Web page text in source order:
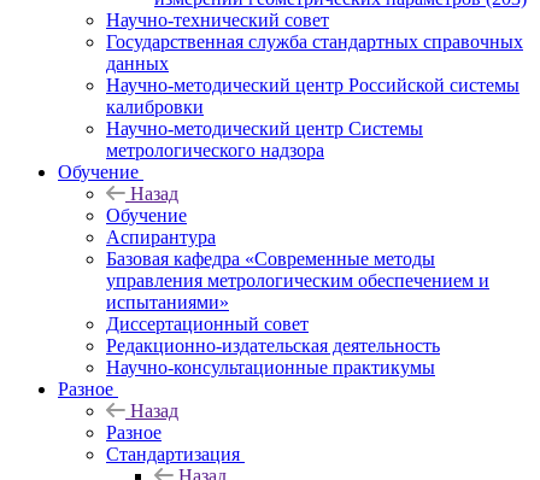
Научно-технический совет
Государственная служба стандартных справочных
данных
Научно-методический центр Российской системы
калибровки
Научно-методический центр Системы
метрологического надзора
Обучение
Назад
Обучение
Аспирантура
Базовая кафедра «Современные методы
управления метрологическим обеспечением и
испытаниями»
Диссертационный совет
Редакционно-издательская деятельность
Научно-консультационные практикумы
Разное
Назад
Разное
Стандартизация
Назад